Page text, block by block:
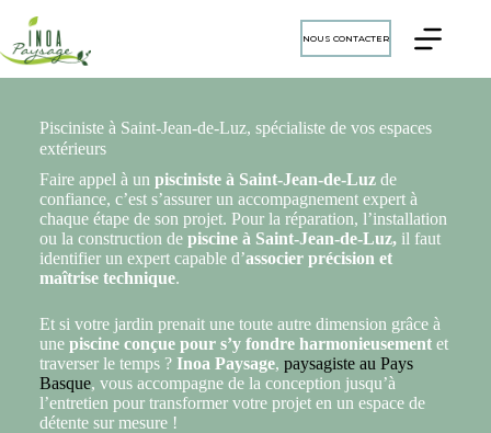
NOUS CONTACTER
Pisciniste à Saint-Jean-de-Luz, spécialiste de vos espaces
extérieurs
Faire appel à un pisciniste à Saint-Jean-de-Luzde
confiance, c’est s’assurer un accompagnement expert à
chaque étape de son projet. Pour la réparation, l’installation
ou la construction de piscine à Saint-Jean-de-Luz,il faut
identifier un expert capable d’associer précision et
maîtrise technique.
Et si votre jardin prenait une toute autre dimension grâce à
une piscine conçue pour s’y fondre harmonieusementet
traverser le temps ? Inoa Paysage, paysagiste au Pays
Basque, vous accompagne de la conception jusqu’à
l’entretien pour transformer votre projet en un espace de
détente sur mesure !